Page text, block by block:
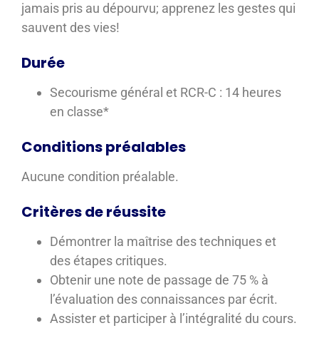
jamais pris au dépourvu; apprenez les gestes qui
sauvent des vies!
Durée
Secourisme général et RCR-C : 14 heures
en classe*
Conditions préalables
Aucune condition préalable.
Critères de réussite
Démontrer la maîtrise des techniques et
des étapes critiques.
Obtenir une note de passage de 75 % à
l’évaluation des connaissances par écrit.
Assister et participer à l’intégralité du cours.